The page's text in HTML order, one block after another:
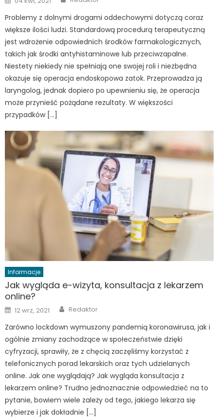
on
Problemy z dolnymi drogami oddechowymi dotyczą coraz
większe ilości ludzi. Standardową procedurą terapeutyczną
jest wdrożenie odpowiednich środków farmakologicznych,
takich jak środki antyhistaminowe lub przeciwzapalne.
Niestety niekiedy nie spełniają one swojej roli i niezbędna
okazuje się operacja endoskopowa zatok. Przeprowadza ją
laryngolog, jednak dopiero po upewnieniu się, że operacja
może przynieść pożądane rezultaty. W większości
przypadków […]
Informacje
Jak wygląda e-wizyta, konsultacja z lekarzem
online?
Posted
on
12 wrz, 2021 Author
Redaktor
Zarówno lockdown wymuszony pandemią koronawirusa, jak i
ogólnie zmiany zachodzące w społeczeństwie dzięki
cyfryzacji, sprawiły, że z chęcią zaczęliśmy korzystać z
telefonicznych porad lekarskich oraz tych udzielanych
online. Jak one wyglądają? Jak wygląda konsultacja z
lekarzem online? Trudno jednoznacznie odpowiedzieć na to
pytanie, bowiem wiele zależy od tego, jakiego lekarza się
wybierze i jak dokładnie […]